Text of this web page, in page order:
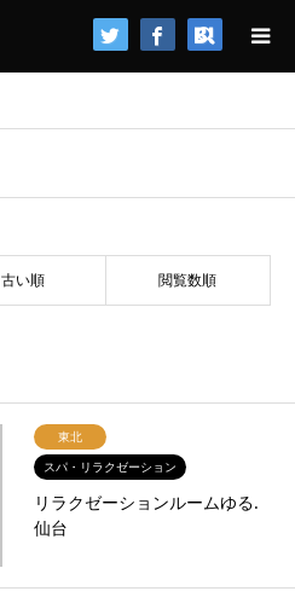
検索
古い順 閲覧数順
東北
スパ・リラクゼーション
リラクゼーションルームゆる.
仙台